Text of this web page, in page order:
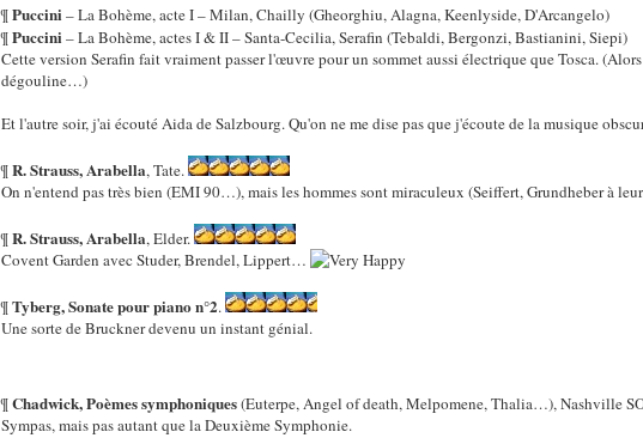
¶Puccini – La Bohème, acte I – Milan, Chailly (Gheorghiu, Alagna, Keenlyside, D'Arcangelo)
¶Puccini – La Bohème, actes I & II – Santa-Cecilia, Serafin (Tebaldi, Bergonzi, Bastianini, Siepi)
Cette version Serafin fait vraiment passer l'œuvre pour un sommet aussi électrique que Tosca.
dégouline…)
Et l'autre soir, j'ai écouté Aida de Salzbourg. Qu'on ne me dise pas que j'écoute de la musique
¶R. Strauss, Arabella, Tate.
On n'entend pas très bien (EMI 90…), mais les hommes sont miraculeux (Seiffert, Grundheber à
¶R. Strauss, Arabella, Elder.
Covent Garden avec Studer, Brendel, Lippert…
¶Tyberg, Sonate pour piano n°2.
Une sorte de Bruckner devenu un instant génial.
¶Chadwick, Poèmes symphoniques(Euterpe, Angel of death, Melpomene, Thalia…), Nashville
Sympas, mais pas autant que la Deuxième Symphonie.